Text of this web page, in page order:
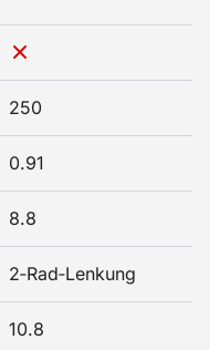
250
0.91
8.8
2‑Rad‑Lenkung
10.8